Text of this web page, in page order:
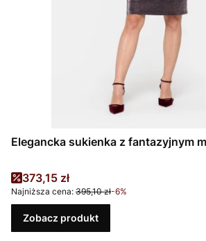
Elegancka sukienka z fantazyjnym
Cena promocyjna
373,15 zł
Najniższa cena: 395,10 zł-6%
Zobacz produkt